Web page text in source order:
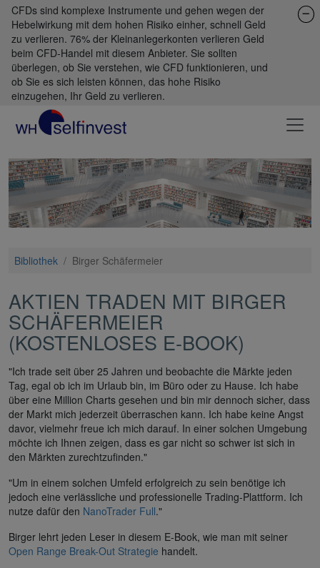
CFDs sind komplexe Instrumente und gehen wegen der
Hebelwirkung mit dem hohen Risiko einher, schnell Geld
zu verlieren. 76% der Kleinanlegerkonten verlieren Geld
beim CFD-Handel mit diesem Anbieter. Sie sollten
überlegen, ob Sie verstehen, wie CFD funktionieren, und
ob Sie es sich leisten können, das hohe Risiko
einzugehen, Ihr Geld zu verlieren.
Bibliothek / Birger Schäfermeier
AKTIEN TRADEN MIT BIRGER
SCHÄFERMEIER
(KOSTENLOSES E-BOOK)
"Ich trade seit über 25 Jahren und beobachte die Märkte jeden
Tag, egal ob ich im Urlaub bin, im Büro oder zu Hause. Ich habe
über eine Million Charts gesehen und bin mir dennoch sicher, dass
der Markt mich jederzeit überraschen kann. Ich habe keine Angst
davor, vielmehr freue ich mich darauf. In einer solchen Umgebung
möchte ich Ihnen zeigen, dass es gar nicht so schwer ist sich in
den Märkten zurechtzufinden."
"Um in einem solchen Umfeld erfolgreich zu sein benötige ich
jedoch eine verlässliche und professionelle Trading-Plattform. Ich
nutze dafür den NanoTrader Full."
Birger lehrt jeden Leser in diesem E-Book, wie man mit seiner
Open Range Break-Out Strategie handelt.